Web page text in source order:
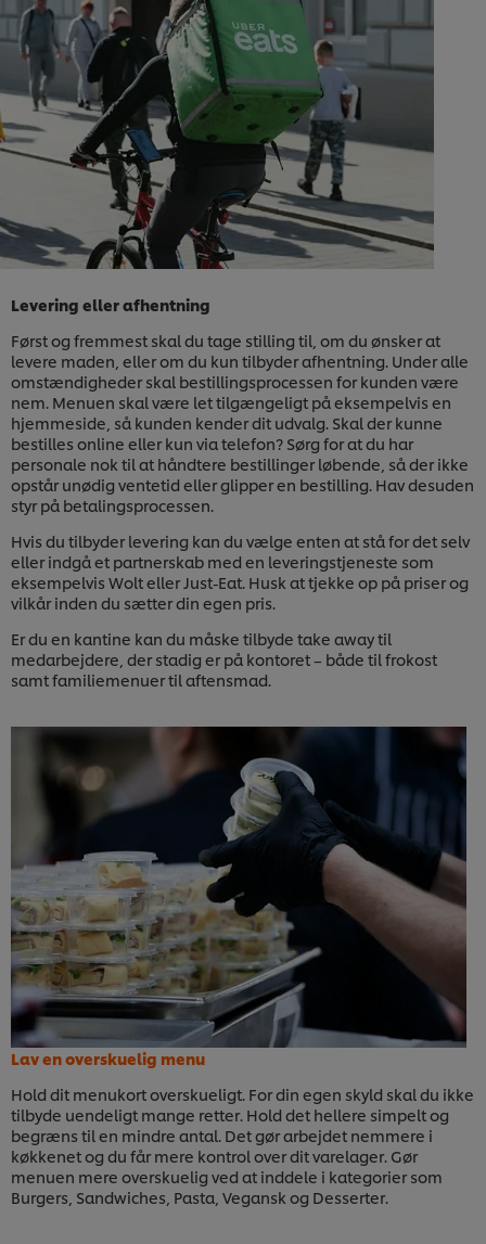
Levering eller afhentning
Først og fremmest skal du tage stilling til, om du ønsker at
levere maden, eller om du kun tilbyder afhentning. Under alle
omstændigheder skal bestillingsprocessen for kunden være
nem. Menuen skal være let tilgængeligt på eksempelvis en
hjemmeside, så kunden kender dit udvalg. Skal der kunne
bestilles online eller kun via telefon? Sørg for at du har
personale nok til at håndtere bestillinger løbende, så der ikke
opstår unødig ventetid eller glipper en bestilling. Hav desuden
styr på betalingsprocessen.
Hvis du tilbyder levering kan du vælge enten at stå for det selv
eller indgå et partnerskab med en leveringstjeneste som
eksempelvis Wolt eller Just-Eat. Husk at tjekke op på priser og
vilkår inden du sætter din egen pris.
Er du en kantine kan du måske tilbyde take away til
medarbejdere, der stadig er på kontoret – både til frokost
samt familiemenuer til aftensmad.
Lav en overskuelig menu
Hold dit menukort overskueligt. For din egen skyld skal du ikke
tilbyde uendeligt mange retter. Hold det hellere simpelt og
begræns til en mindre antal. Det gør arbejdet nemmere i
køkkenet og du får mere kontrol over dit varelager. Gør
menuen mere overskuelig ved at inddele i kategorier som
Burgers, Sandwiches, Pasta, Vegansk og Desserter.